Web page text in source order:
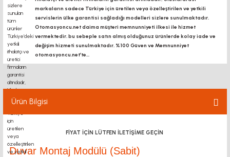
markaların sadece Türkiye için üretilen veya özelleştirilen ve yetkili
servislerin ülke garantisi sağladığı modelleri sizlere sunulmaktadır.
Otomasyoncu.net daima müşteri memnunniyeti ilkesi ile hizmet
vermektedir. bu sebeple satın almış olduğunuz ürünlerde kolay iade ve
değişim hizmeti sunulmaktadır. %100 Güven ve Memnunniyet
otomasyoncu.net’te...
Ürün Bilgisi
FİYAT İÇİN LÜTFEN İLETİŞİME GEÇİN
Duvar Montaj Modülü (Sabit)